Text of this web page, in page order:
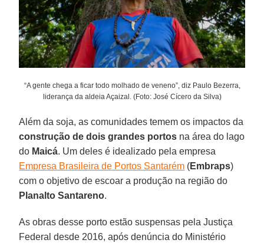
“A gente chega a ficar todo molhado de veneno”, diz Paulo Bezerra,
liderança da aldeia Açaizal. (Foto: José Cícero da Silva)
Além da soja, as comunidades temem os impactos da
construção de dois grandes portos na área do lago
do Maicá. Um deles é idealizado pela empresa
Empresa Brasileira de Portos Santarém (Embraps)
com o objetivo de escoar a produção na região do
Planalto Santareno.
As obras desse porto estão suspensas pela Justiça
Federal desde 2016, após denúncia do Ministério